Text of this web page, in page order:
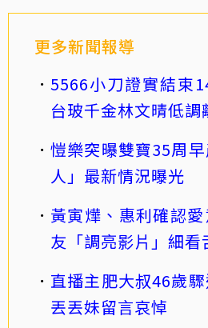
更多新聞報導
5566小刀證實結束
台玻千金林文晴低調
愷樂突曝雙寶35周
人」最新情況曝光
黃寅燁、惠利確認
友「調亮影片」細看
直播主肥大叔46歲
丟丟妹留言哀悼